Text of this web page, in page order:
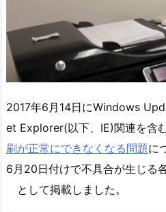
2017年6月14日にWindows
et Explorer(以下、IE)関連を含
刷が正常にできなくなる問題に
6月20日付けで不具合が生じる
として掲載しました。